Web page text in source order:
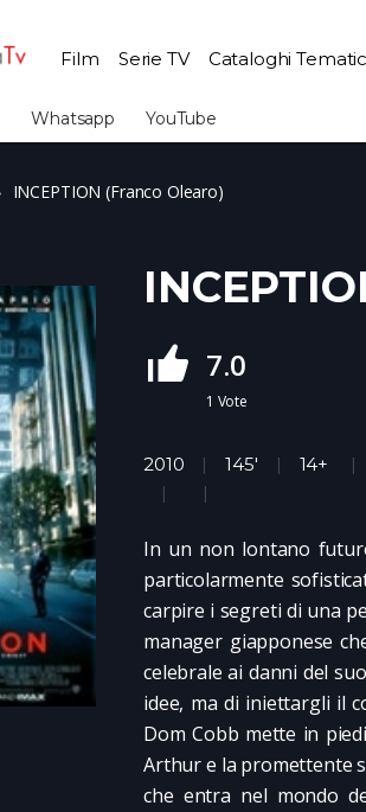
Film Serie TV Cataloghi
Whatsapp YouTube
INCEPTION (Franco Olearo)
7.0
1 Vote
2010 145' 14+
In un non lontano
particolarmente
carpire i segreti di una
manager giapponese
celebrale ai danni del
idee, ma di iniettargli il
Dom Cobb mette in
Arthur e la promettente
che entra nel mondo